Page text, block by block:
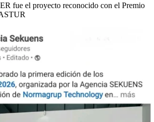
fue el proyecto reconocido con el Premio